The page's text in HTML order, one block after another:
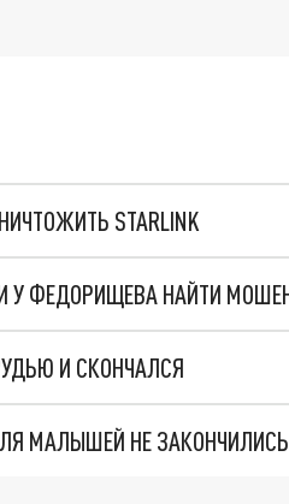
STARLINK
И СКОНЧАЛСЯ
МАЛЫШЕЙ НЕ ЗАКОНЧИЛИСЬ